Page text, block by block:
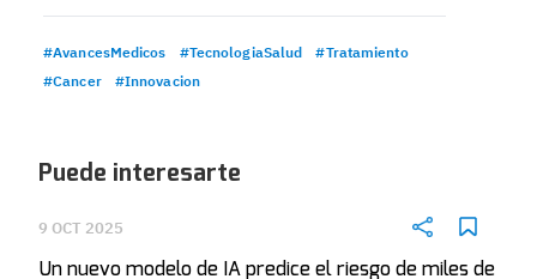
#AvancesMedicos #TecnologiaSalud
#Tratamiento
#Cancer
#Innovacion
Puede interesarte
9 OCT 2025
Un nuevo modelo de IA predice el riesgo de miles de